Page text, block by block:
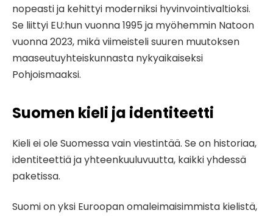
nopeasti ja kehittyi moderniksi hyvinvointivaltioksi.
Se liittyi EU:hun vuonna 1995 ja myöhemmin Natoon
vuonna 2023, mikä viimeisteli suuren muutoksen
maaseutuyhteiskunnasta nykyaikaiseksi
Pohjoismaaksi.
Suomen kieli ja identiteetti
Kieli ei ole Suomessa vain viestintää. Se on historiaa,
identiteettiä ja yhteenkuuluvuutta, kaikki yhdessä
paketissa.
Suomi on yksi Euroopan omaleimaisimmista kielistä,